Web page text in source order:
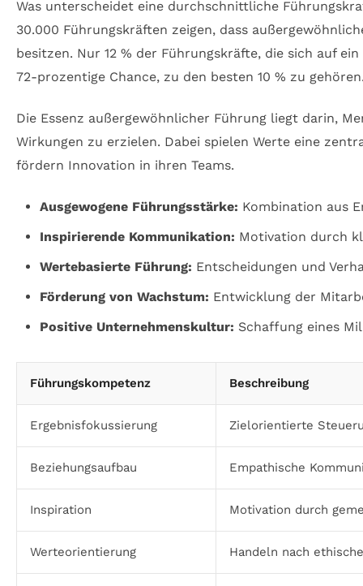
Was unterscheidet eine durchschnittliche
30.000 Führungskräften zeigen, dass
besitzen. Nur 12 % der Führungskräfte, die sich auf
72-prozentige Chance, zu den besten 10 % zu
Die Essenz außergewöhnlicher Führung liegt darin,
Wirkungen zu erzielen. Dabei spielen Werte eine
fördern Innovation in ihren Teams.
Ausgewogene Führungsstärke: Kombination aus
Inspirierende Kommunikation: Motivation durch
Wertebasierte Führung: Entscheidungen und
Förderung von Wachstum: Entwicklung der
Positive Unternehmenskultur: Schaffung eines
Führungskompetenz Beschreibung
Ergebnisfokussierung Zielorientierte
Beziehungsaufbau Empathische
Inspiration Motivation durch
Werteorientierung Handeln nach